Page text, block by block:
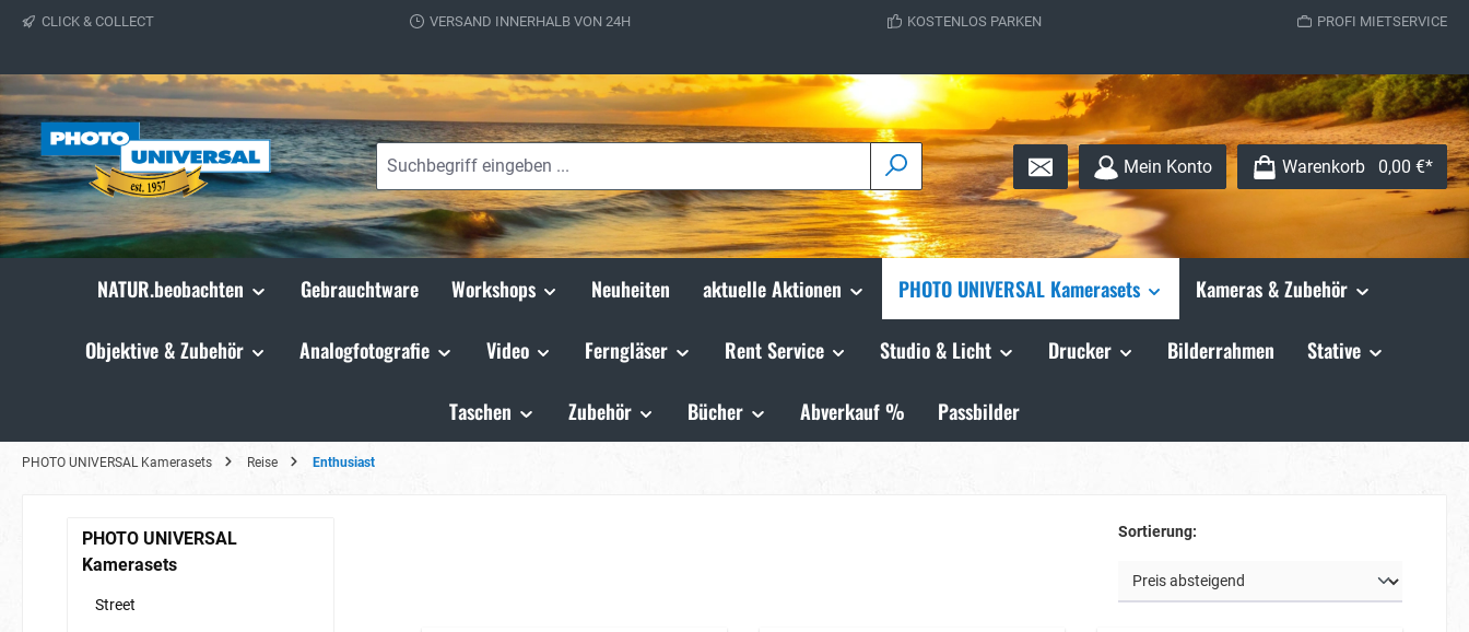
Zur Hauptnavigation springen
CLICK & COLLECT VERSAND INNERHALB VON 24H KOSTENLOS PARKEN PROFI MIETSERVICE
Mein Konto Warenkorb 0,00 €*
NATUR.beobachten Gebrauchtware Workshops Neuheiten aktuelle Aktionen PHOTO UNIVERSAL Kamerasets Kameras & Zubehör
Objektive & Zubehör Analogfotografie Video Ferngläser Rent Service Studio & Licht Drucker Bilderrahmen Stative
Taschen Zubehör Bücher Abverkauf % Passbilder
PHOTO UNIVERSAL Kamerasets Reise Enthusiast
PHOTO UNIVERSAL
Kamerasets
Street
Sortierung: